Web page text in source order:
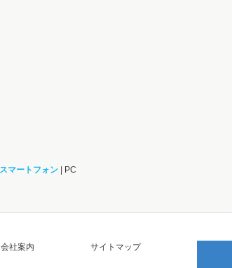
スマートフォン | PC
会社案内 サイトマップ